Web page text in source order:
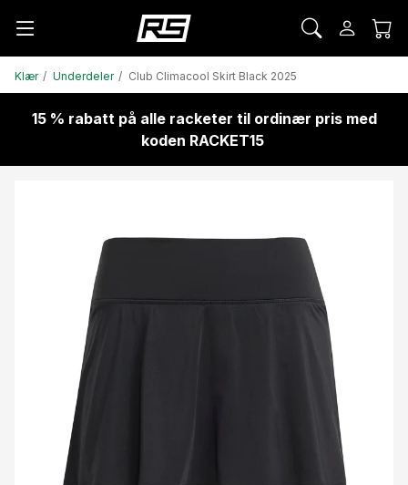
Klær Underdeler Club Climacool Skirt Black 2025
15 % rabatt på alle racketer til ordinær pris med
koden RACKET15